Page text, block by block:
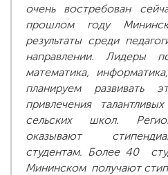
очень востребован
прошлом году
результаты среди
направлении. Лидеры
математика,
планируем развивать
привлечения
сельских школ.
оказывают
студентам. Более 40
Мининском получают